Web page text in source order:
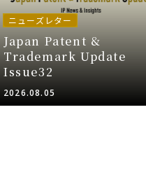
ニューズレター
Japan Patent &
Trademark Update
Issue32
2026.08.05